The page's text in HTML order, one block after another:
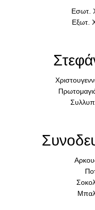
Εσωτ.
Εξωτ.